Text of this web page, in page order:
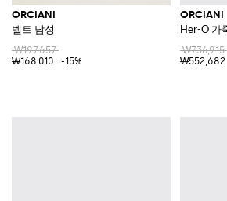
ORCIANI
벨트 남성
₩197,657
₩168,010
-15%
ORCIANI
Her-O 가
₩736,915
₩552,682